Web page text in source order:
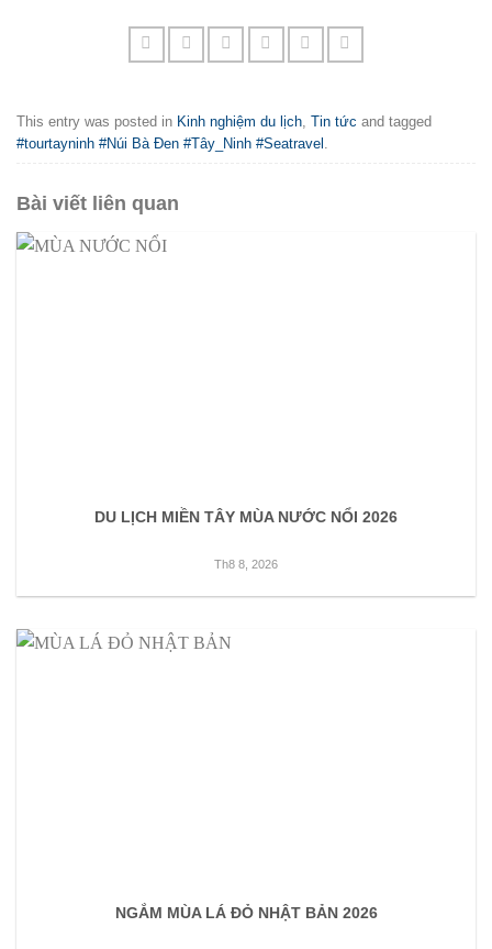
This entry was posted in Kinh nghiệm du lịch Tin tức and tagged
#tourtayninh #Núi Bà Đen #Tây_Ninh #Seatravel
Bài viết liên quan
DU LỊCH MIỀN TÂY MÙA NƯỚC NỔI 2026
Th8 8, 2026
NGẮM MÙA LÁ ĐỎ NHẬT BẢN 2026